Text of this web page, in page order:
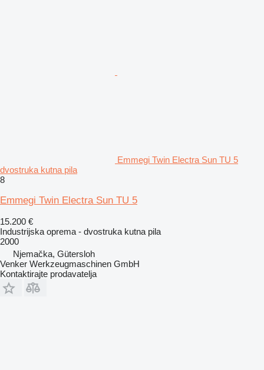
Emmegi Twin Electra Sun TU 5
dvostruka kutna pila
8
Emmegi Twin Electra Sun TU 5
15.200 €
Industrijska oprema - dvostruka kutna pila
2000
Njemačka, Gütersloh
Venker Werkzeugmaschinen GmbH
Kontaktirajte prodavatelja